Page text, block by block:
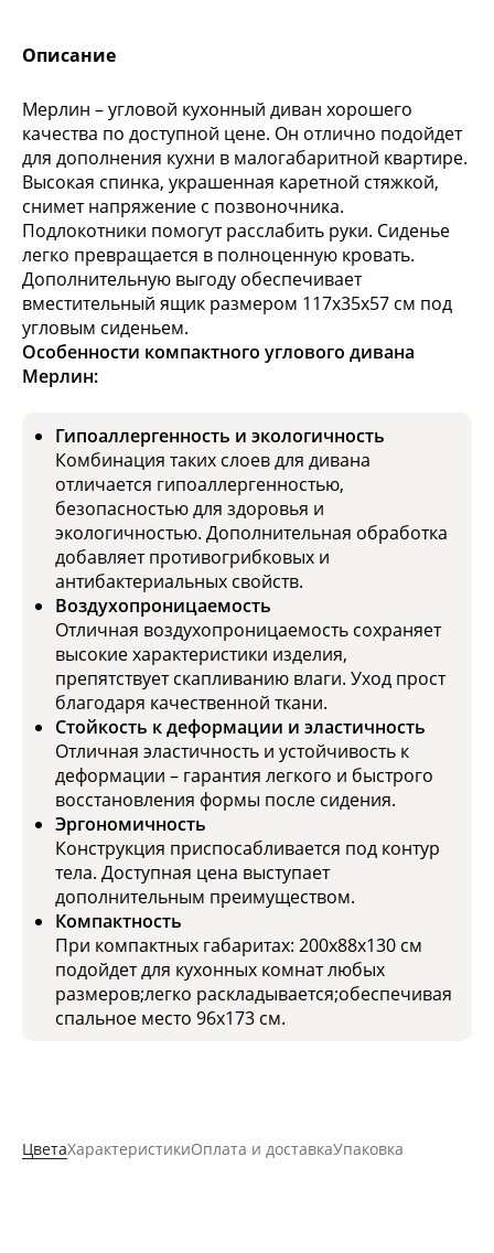
Описание
Мерлин – угловой кухонный диван хорошего
качества по доступной цене. Он отлично подойдет
для дополнения кухни в малогабаритной квартире.
Высокая спинка, украшенная каретной стяжкой,
снимет напряжение с позвоночника.
Подлокотники помогут расслабить руки. Сиденье
легко превращается в полноценную кровать.
Дополнительную выгоду обеспечивает
вместительный ящик размером 117х35х57 см под
угловым сиденьем.
Особенности компактного углового дивана
Мерлин:
Гипоаллергенность и экологичность
Комбинация таких слоев для дивана
отличается гипоаллергенностью,
безопасностью для здоровья и
экологичностью. Дополнительная обработка
добавляет противогрибковых и
антибактериальных свойств.
Воздухопроницаемость
Отличная воздухопроницаемость сохраняет
высокие характеристики изделия,
препятствует скапливанию влаги. Уход прост
благодаря качественной ткани.
Стойкость к деформации и эластичность
Отличная эластичность и устойчивость к
деформации – гарантия легкого и быстрого
восстановления формы после сидения.
Эргономичность
Конструкция приспосабливается под контур
тела. Доступная цена выступает
дополнительным преимуществом.
Компактность
При компактных габаритах: 200x88x130 см
подойдет для кухонных комнат любых
размеров;легко раскладывается;обеспечивая
спальное место 96x173 см.
ЦветаХарактеристикиОплата и доставкаУпаковка